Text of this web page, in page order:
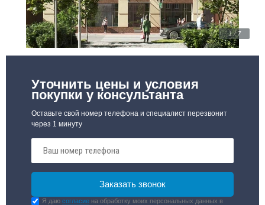
1 / 7
Уточнить цены и условия
покупки у консультанта
Оставьте свой номер телефона и специалист перезвонит
через 1 минуту
Я даюсогласие на обработку моих персональных данных в